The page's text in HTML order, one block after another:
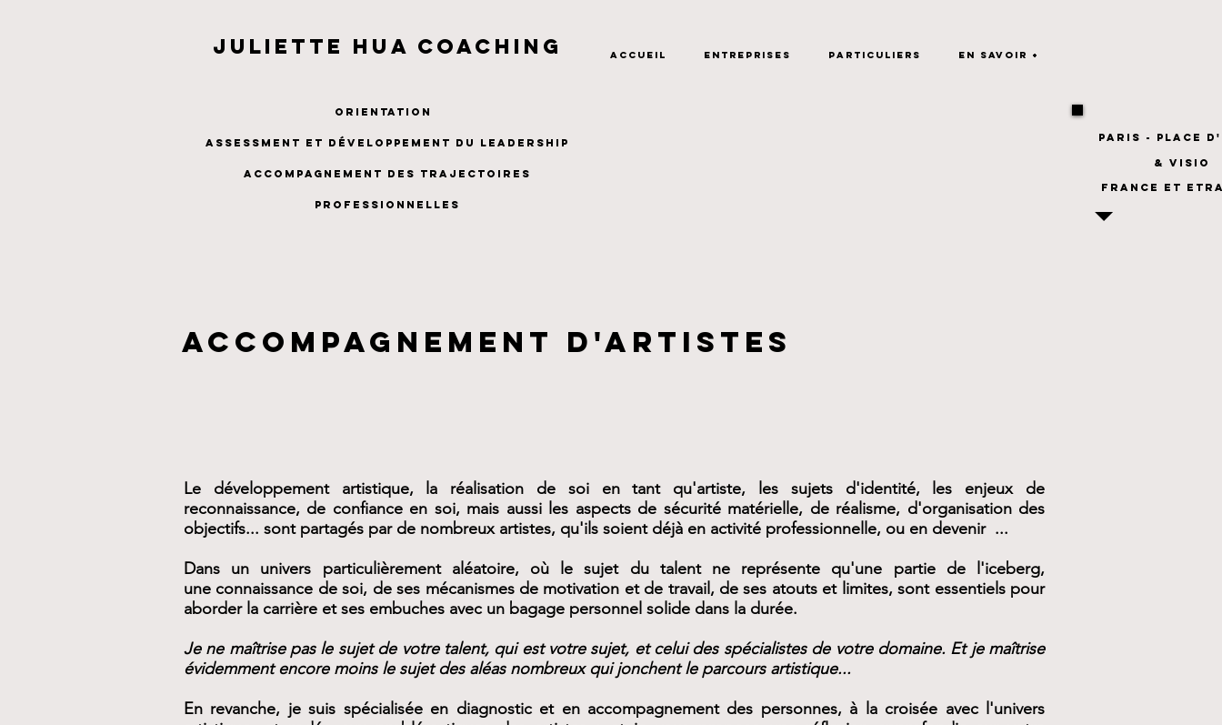
Juliette HUA coaching
Orientation
assessment et développement du leadership
accompagnement des trajectoires
professionnelles
Accueil Entreprises Particuliers En savoir +
pARIS - PLACE
& VISIO
france et
accompagnement d'artistes
Le développement artistique, la réalisation de soi en tant qu'artiste, les sujets d'identité, les enjeux de
reconnaissance, de confiance en soi, mais aussi les aspects de sécurité matérielle, de réalisme, d'organisation des
objectifs... sont partagés par de nombreux artistes, qu'ils soient déjà en activité professionnelle, ou en devenir ...
Dans un univers particulièrement aléatoire, où le sujet du talent ne représente qu'une partie de l'iceberg,
une connaissance de soi, de ses mécanismes de motivation et de travail, de ses atouts et limites, sont essentiels pour
aborder la carrière et ses embuches avec un bagage personnel solide dans la durée.
Je ne maîtrise pas le sujet de votre talent, qui est votre sujet, et celui des spécialistes de votre domaine. Et je maîtrise
évidemment encore moins le sujet des aléas nombreux qui jonchent le parcours artistique...
En revanche, je suis spécialisée en diagnostic et en accompagnement des personnes, à la croisée avec l'univers